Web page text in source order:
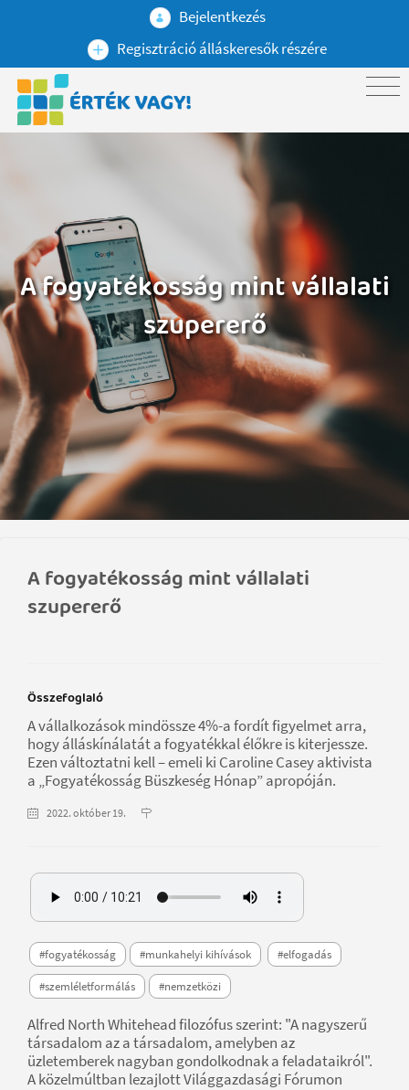
Bejelentkezés
Regisztráció álláskeresők részére
A fogyatékosság mint vállalati
szupererő
A fogyatékosság mint vállalati
szupererő
Összefoglaló
A vállalkozások mindössze 4%-a fordít figyelmet arra,
hogy álláskínálatát a fogyatékkal élőkre is kiterjessze.
Ezen változtatni kell – emeli ki Caroline Casey aktivista
a „Fogyatékosság Büszkeség Hónap” apropóján.
2022. október 19.
#fogyatékosság #munkahelyi kihívások #elfogadás
#szemléletformálás #nemzetközi
Alfred North Whitehead filozófus szerint: "A nagyszerű
társadalom az a társadalom, amelyben az
üzletemberek nagyban gondolkodnak a feladataikról".
A közelmúltban lezajlott Világgazdasági Fórumon